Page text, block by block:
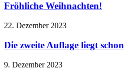
Fröhliche Weihnachten!
22. Dezember 2023
Die zweite Auflage liegt
9. Dezember 2023